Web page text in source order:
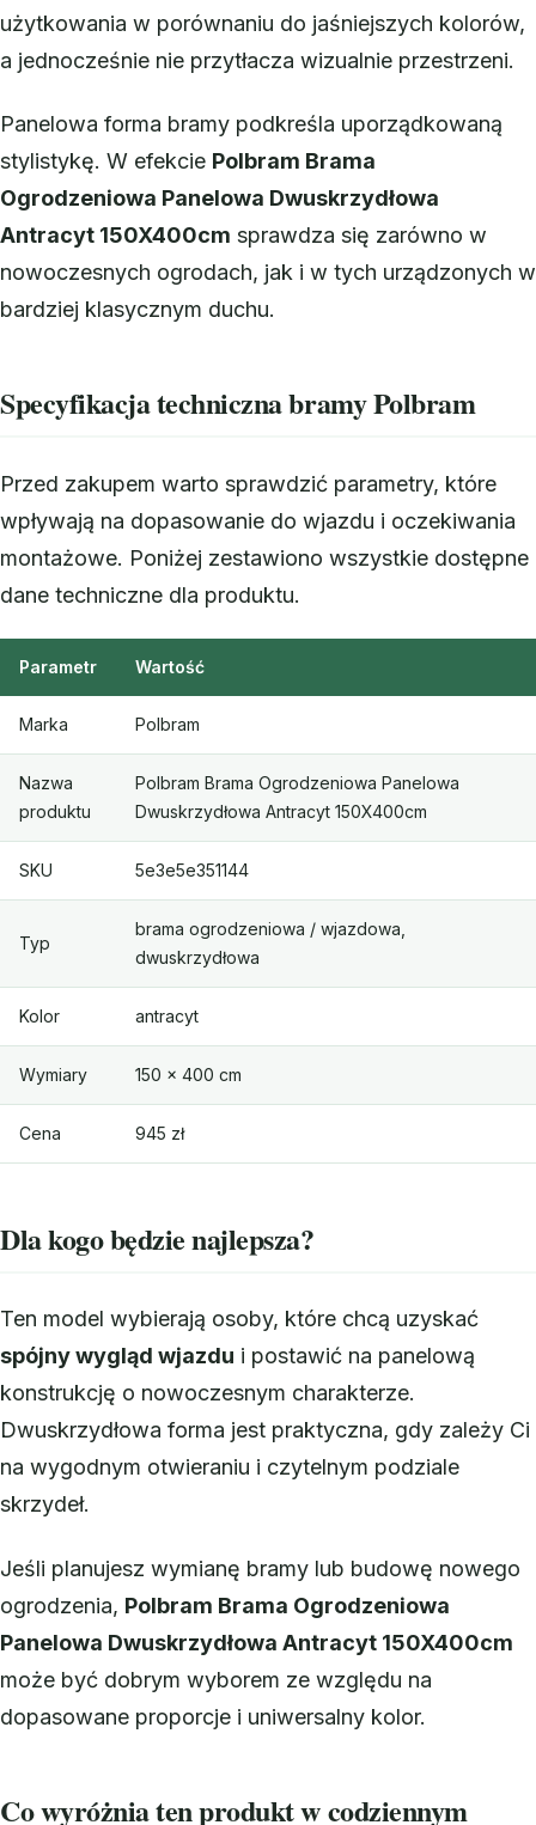
użytkowania w porównaniu do jaśniejszych kolorów,
a jednocześnie nie przytłacza wizualnie przestrzeni.
Panelowa forma bramy podkreśla uporządkowaną
stylistykę. W efekcie Polbram Brama
Ogrodzeniowa Panelowa Dwuskrzydłowa
Antracyt 150X400cm sprawdza się zarówno w
nowoczesnych ogrodach, jak i w tych urządzonych w
bardziej klasycznym duchu.
Specyfikacja techniczna bramy Polbram
Przed zakupem warto sprawdzić parametry, które
wpływają na dopasowanie do wjazdu i oczekiwania
montażowe. Poniżej zestawiono wszystkie dostępne
dane techniczne dla produktu.
Parametr Wartość
Marka Polbram
Nazwa
produktu
Polbram Brama Ogrodzeniowa Panelowa
Dwuskrzydłowa Antracyt 150X400cm
SKU 5e3e5e351144
Typ
brama ogrodzeniowa / wjazdowa,
dwuskrzydłowa
Kolor antracyt
Wymiary 150 × 400 cm
Cena 945 zł
Dla kogo będzie najlepsza?
Ten model wybierają osoby, które chcą uzyskać
spójny wygląd wjazdu i postawić na panelową
konstrukcję o nowoczesnym charakterze.
Dwuskrzydłowa forma jest praktyczna, gdy zależy Ci
na wygodnym otwieraniu i czytelnym podziale
skrzydeł.
Jeśli planujesz wymianę bramy lub budowę nowego
ogrodzenia, Polbram Brama Ogrodzeniowa
Panelowa Dwuskrzydłowa Antracyt 150X400cm
może być dobrym wyborem ze względu na
dopasowane proporcje i uniwersalny kolor.
Co wyróżnia ten produkt w codziennym